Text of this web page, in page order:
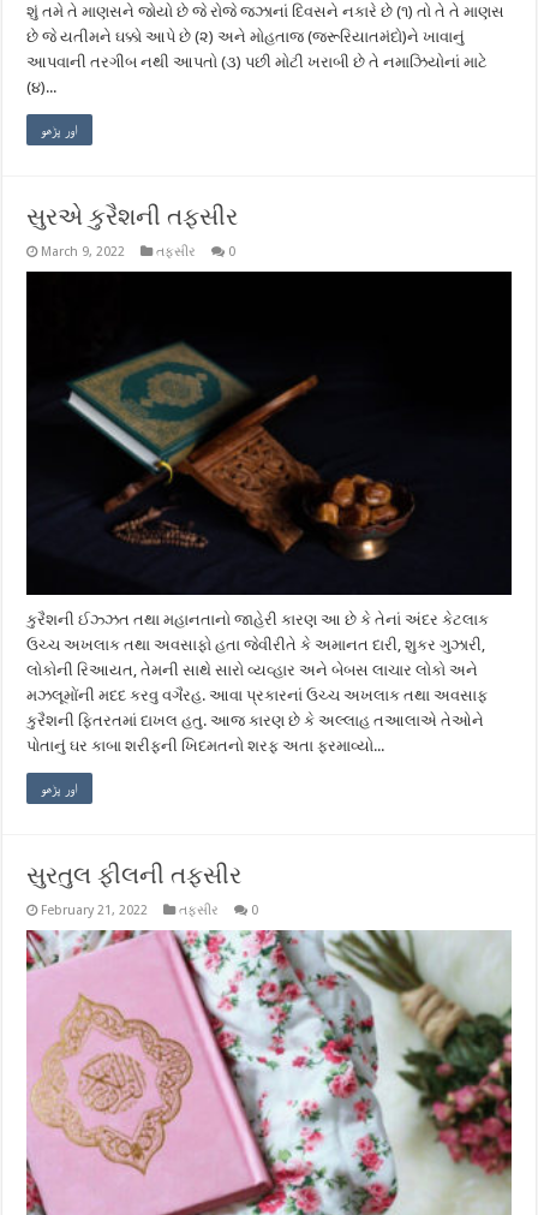
શું તમે તે માણસને જોયો છે જે રોજે જઝાનાં દિવસને નકારે છે (૧) તો તે તે માણસ
છે જે યતીમને ઘક્કો આપે છે (૨) અને મોહતાજ (જરૂરિયાતમંદો)ને ખાવાનું
આપવાની તરગીબ નથી આપતો (૩) પછી મોટી ખરાબી છે તે નમાઝિયોનાં માટે
(૪)...
اور پڑھو
સુરએ કુરૈશની તફસીર
March 9, 2022 તફસીર 0
કુરૈશની ઈઝ્ઝત તથા મહાનતાનો જાહેરી કારણ આ છે કે તેનાં અંદર કેટલાક
ઉચ્ચ અખલાક તથા અવસાફો હતા જેવીરીતે કે અમાનત દારી, શુકર ગુઝારી,
લોકોની રિઆયત, તેમની સાથે સારો વ્યવ્હાર અને બેબસ લાચાર લોકો અને
મઝલૂમોંની મદદ કરવુ વગૈરહ. આવા પ્રકારનાં ઉચ્ચ અખલાક તથા અવસાફ
કુરૈશની ફિતરતમાં દાખલ હતુ. આજ કારણ છે કે અલ્લાહ તઆલાએ તેઓને
પોતાનું ઘર કાબા શરીફની ખિદમતનો શરફ અતા ફરમાવ્યો...
اور پڑھو
સુરતુલ ફીલની તફસીર
February 21, 2022 તફસીર 0